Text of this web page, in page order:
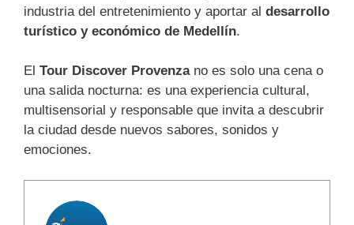
industria del entretenimiento y aportar al desarrollo
turístico y económico de Medellín.
El Tour Discover Provenzano es solo una cena o
una salida nocturna: es una experiencia cultural,
multisensorial y responsable que invita a descubrir
la ciudad desde nuevos sabores, sonidos y
emociones.